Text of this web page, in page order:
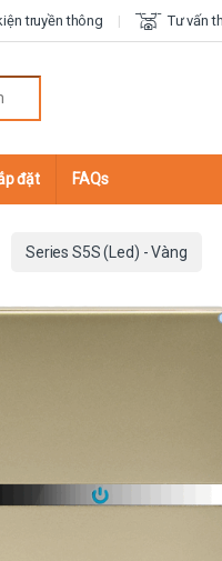
truyền thông Tư vấn
đặt FAQs
Series S5S (Led) - Vàng